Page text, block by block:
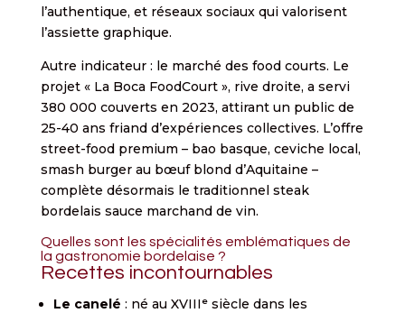
l’authentique, et réseaux sociaux qui valorisent
l’assiette graphique.
Autre indicateur : le marché des food courts. Le
projet « La Boca FoodCourt », rive droite, a servi
380 000 couverts en 2023, attirant un public de
25-40 ans friand d’expériences collectives. L’offre
street-food premium – bao basque, ceviche local,
smash burger au bœuf blond d’Aquitaine –
complète désormais le traditionnel steak
bordelais sauce marchand de vin.
Quelles sont les spécialités emblématiques de
la gastronomie bordelaise ?
Recettes incontournables
Le canelé : né au XVIIIᵉ siècle dans les